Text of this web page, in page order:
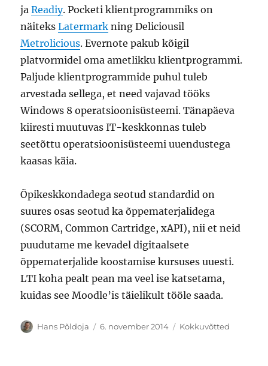
jaReadiy. Pocketi klientprogrammiks on
näiteksLatermark ning Deliciousil
Metrolicious. Evernote pakub kõigil
platvormidel oma ametlikku klientprogrammi.
Paljude klientprogrammide puhul tuleb
arvestada sellega, et need vajavad tööks
Windows 8 operatsioonisüsteemi. Tänapäeva
kiiresti muutuvas IT-keskkonnas tuleb
seetõttu operatsioonisüsteemi uuendustega
kaasas käia.
Õpikeskkondadega seotud standardid on
suures osas seotud ka õppematerjalidega
(SCORM, Common Cartridge, xAPI), nii et neid
puudutame me kevadel digitaalsete
õppematerjalide koostamise kursuses uuesti.
LTI koha pealt pean ma veel ise katsetama,
kuidas see Moodle’is täielikult tööle saada.
Autor
Hans Põldoja Postitatud
6. november 2014 Rubriigid
Kokkuvõtted